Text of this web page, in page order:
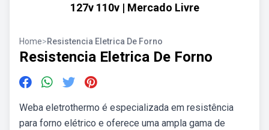
127v 110v | Mercado Livre
Home>Resistencia Eletrica De Forno
Resistencia Eletrica De Forno
Weba eletrothermo é especializada em resistência
para forno elétrico e oferece uma ampla gama de